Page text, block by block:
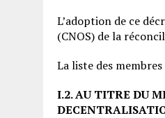
L’adoption de ce
(CNOS) de la
La liste des
I.2. AU TITRE DU